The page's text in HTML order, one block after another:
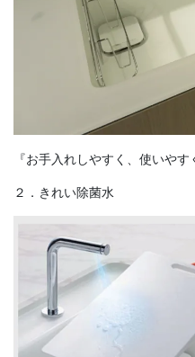
『お手入れしやすく、使いや
２．きれい除菌水